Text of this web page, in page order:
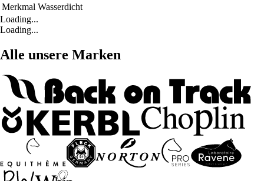
Merkmal Wasserdicht
Loading...
Loading...
Alle unsere Marken